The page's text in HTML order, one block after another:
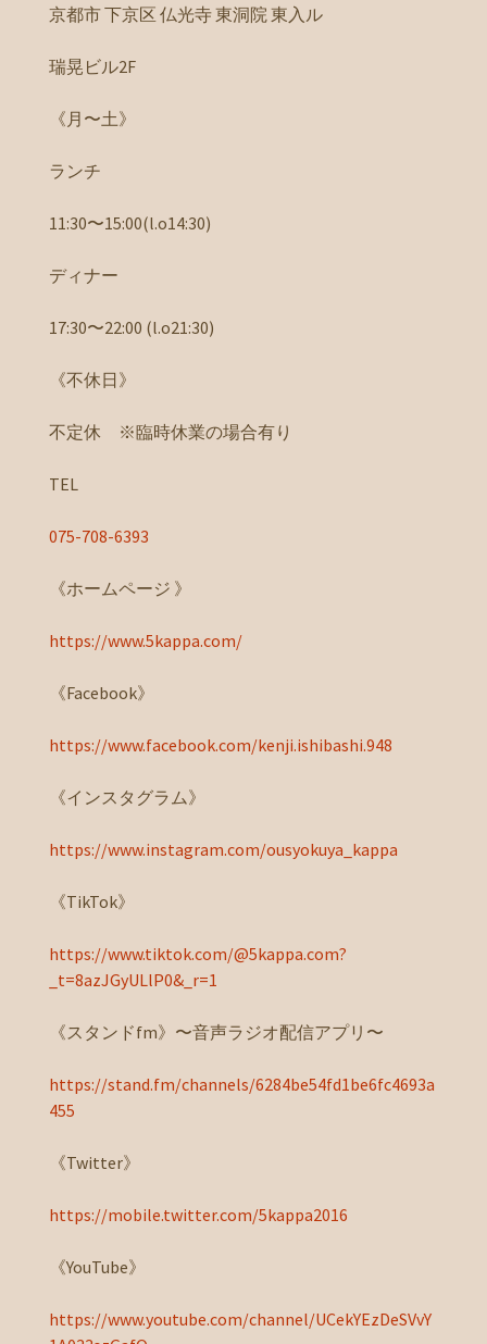
京都市 下京区 仏光寺 東洞院 東入ル
瑞晃ビル2F
《月〜土》
ランチ
11:30〜15:00(l.o14:30)
ディナー
17:30〜22:00 (l.o21:30)
《不休日》
不定休 ※臨時休業の場合有り
TEL
075-708-6393
《ホームページ 》
https://www.5kappa.com/
《Facebook》
https://www.facebook.com/kenji.ishibashi.948
《インスタグラム》
https://www.instagram.com/ousyokuya_kappa
《TikTok》
https://www.tiktok.com/@5kappa.com?
_t=8azJGyULlP0&_r=1
《スタンドfm》〜音声ラジオ配信アプリ〜
https://stand.fm/channels/6284be54fd1be6fc4693a
455
《Twitter》
https://mobile.twitter.com/5kappa2016
《YouTube》
https://www.youtube.com/channel/UCekYEzDeSVvY